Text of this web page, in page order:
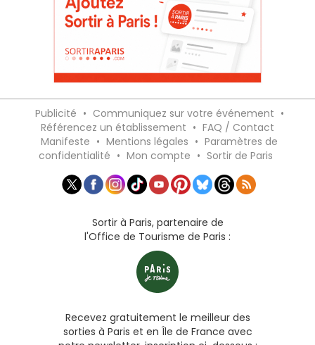
Publicité • Communiquez sur votre événement •
Référencez un établissement • FAQ / Contact
Manifeste • Mentions légales • Paramètres de
confidentialité • Mon compte • Sortir de Paris
Sortir à Paris, partenaire de
l'Office de Tourisme de Paris :
Recevez gratuitement le meilleur des
sorties à Paris et en Île de France avec